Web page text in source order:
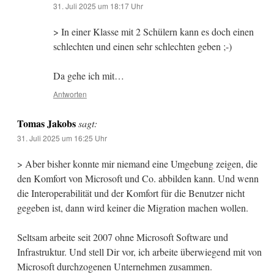
31. Juli 2025 um 18:17 Uhr
> In einer Klasse mit 2 Schülern kann es doch einen
schlechten und einen sehr schlechten geben ;-)
Da gehe ich mit…
Antworten
Tomas Jakobs sagt:
31. Juli 2025 um 16:25 Uhr
> Aber bisher konnte mir niemand eine Umgebung zeigen, die
den Komfort von Microsoft und Co. abbilden kann. Und wenn
die Interoperabilität und der Komfort für die Benutzer nicht
gegeben ist, dann wird keiner die Migration machen wollen.
Seltsam arbeite seit 2007 ohne Microsoft Software und
Infrastruktur. Und stell Dir vor, ich arbeite überwiegend mit von
Microsoft durchzogenen Unternehmen zusammen.